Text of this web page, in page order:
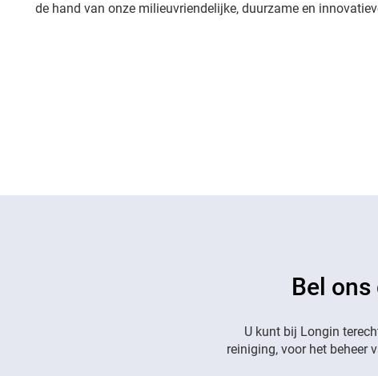
de hand van onze milieuvriendelijke, duurzame en
Bel
U kunt bij Longin
reiniging, voor het beheer